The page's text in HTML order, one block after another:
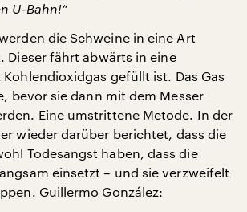
U-Bahn!“
die Schweine in eine Art
Dieser fährt abwärts in eine
gefüllt ist. Das Gas
bevor sie dann mit dem Messer
Eine umstrittene Metode. In der
wieder darüber berichtet, dass die
Todesangst haben, dass die
einsetzt – und sie verzweifelt
Guillermo González: